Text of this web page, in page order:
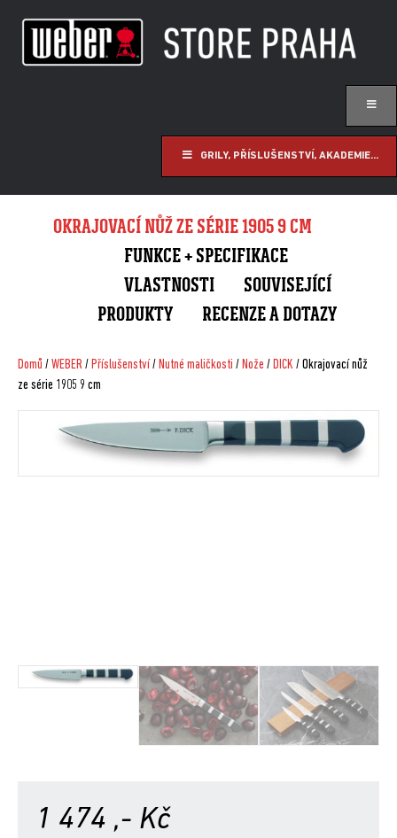
GRILY, PŘÍSLUŠENSTVÍ, AKADEMIE...
OKRAJOVACÍ NŮŽ ZE SÉRIE 1905 9 CM
FUNKCE + SPECIFIKACE
VLASTNOSTI
SOUVISEJÍCÍ
PRODUKTY
RECENZE A DOTAZY
Domů /WEBER/ Příslušenství/ Nutné maličkosti / Nože / DICK / Okrajovací nůž
ze série 1905 9 cm
1 474 ,- Kč